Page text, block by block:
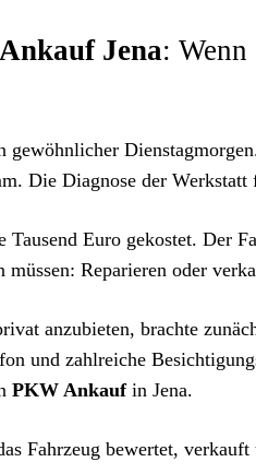
Jena:
gewöhnlicher
Die Diagnose der Werkstatt
Tausend Euro gekostet. Der
müssen: Reparieren oder
anzubieten, brachte
und zahlreiche
PKW Ankaufin Jena.
Fahrzeug bewertet,